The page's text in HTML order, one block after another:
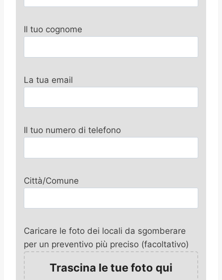
Il tuo cognome
La tua email
Il tuo numero di telefono
Città/Comune
Caricare le foto dei locali da sgomberare
per un preventivo più preciso (facoltativo)
Trascina le tue foto qui